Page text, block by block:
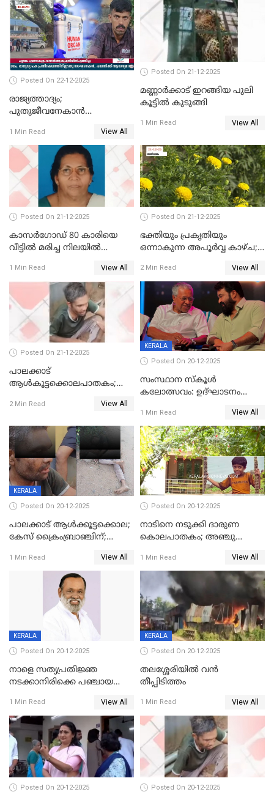
ഓടിച്ചയാൾ അറസ്റ്റിൽ.
Posted On 22-12-2025
രാജ്യത്താദ്യം;
പുതുജീവനേകാൻ
എറണാകുളം സർക്കാർ
ജനറൽ
ആശുപത്രിയിലെത്തിച്ചു
1 Min Read View All
Posted On 21-12-2025
മണ്ണാർക്കാട് ഇറങ്ങിയ പുലി
കൂട്ടിൽ കുടുങ്ങി
1 Min Read View All
Posted On 21-12-2025
കാസർഗോഡ് 80 കാരിയെ
വീട്ടിൽ മരിച്ച നിലയിൽ
1 Min Read View All
Posted On 21-12-2025
ഭക്തിയും പ്രകൃതിയും
ഒന്നാകുന്ന അപൂര്‍വ്വ കാഴ്ച;
കാഴ്ചാനുഭവമൊരുക്കി
ശബരീ നന്ദനം
2 Min Read View All
Posted On 21-12-2025
പാലക്കാട്‌
ആൾകൂട്ടക്കൊലപാതകം;
ഊർജ്ജിതമാക്കിമാക്കി
2 Min Read View All
KERALA
Posted On 20-12-2025
സംസ്ഥാന സ്കൂൾ
കലോത്സവം: ഉദ്ഘാടനം
മുഖ്യാതിഥിയായി
മോഹൻലാൽ
1 Min Read View All
KERALA
Posted On 20-12-2025
പാലക്കാട് ആൾക്കൂട്ടക്കൊല;
കേസ് ക്രൈംബ്രാഞ്ചിന്;
അന്വേഷിക്കും
1 Min Read View All
Posted On 20-12-2025
നാടിനെ നടുക്കി ദാരുണ
കൊലപാതകം; അഞ്ചു
കഴുത്തുഞെരിച്ച് കൊന്നു
1 Min Read View All
KERALA
Posted On 20-12-2025
നാളെ സത്യപ്രതിജ്ഞ
നടക്കാനിരിക്കെ പഞ്ചായത്ത്
1 Min Read View All
KERALA
Posted On 20-12-2025
തലശ്ശേരിയിൽ വൻ
തീപ്പിടിത്തം
1 Min Read View All
Posted On 20-12-2025 Posted On 20-12-2025